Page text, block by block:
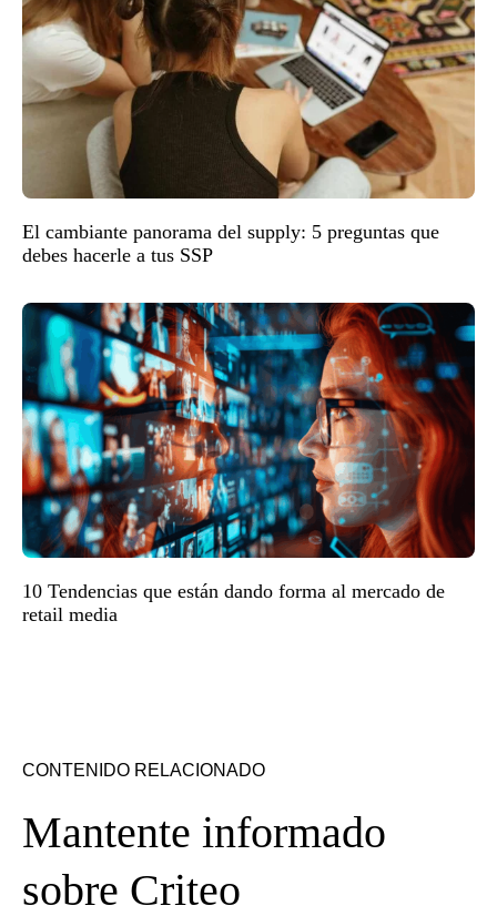
El cambiante panorama del supply: 5 preguntas que
debes hacerle a tus SSP
10 Tendencias que están dando forma al mercado de
retail media
CONTENIDO RELACIONADO
Mantente informado
sobre Criteo